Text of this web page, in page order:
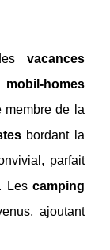
vacances
mobil-homes
de la
bordant la
parfait
. Les camping
ajoutant